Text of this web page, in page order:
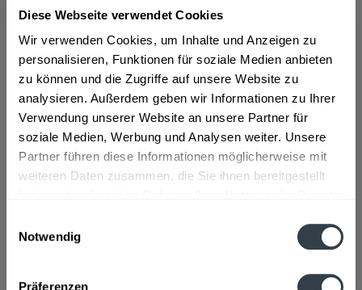
Diese Webseite verwendet Cookies
Wir verwenden Cookies, um Inhalte und Anzeigen zu
personalisieren, Funktionen für soziale Medien anbieten
zu können und die Zugriffe auf unsere Website zu
analysieren. Außerdem geben wir Informationen zu Ihrer
Verwendung unserer Website an unsere Partner für
soziale Medien, Werbung und Analysen weiter. Unsere
Partner führen diese Informationen möglicherweise mit
weiteren Daten zusammen, die Sie ihnen bereitgestellt
Notwendig
Präferenzen
MEHRWEG
+3,90 € Pfand
In den Warenkorb
Artikel-Nr.:
26166
Verfügbar in: